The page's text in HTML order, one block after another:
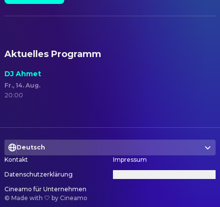
Aktuelles Programm
DJ Ahmet
Fr., 14. Aug.
20:00
Deutsch
Kontakt
Impressum
Datenschutzerklärung
Cineamo für Unternehmen
© Made with 🤍 by Cineamo